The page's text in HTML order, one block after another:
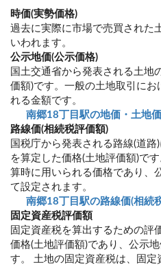
時価(実勢価格)
過去に実際に市場で売買された
いわれます。
公示地価(公示価格)
国土交通省から発表される土地
価額)です。一般の土地取引にお
れる金額です。
南郷18丁目駅の地価・土地
路線価(相続税評価額)
国税庁から発表される路線(道
を算定した価格(土地評価額)で
算時に用いられる価格であり、
て設定されます。
南郷18丁目駅の路線価(相続
固定資産税評価額
固定資産税を算出するための評
価格(土地評価額)であり、公示
す。 土地の固定資産税は、固定